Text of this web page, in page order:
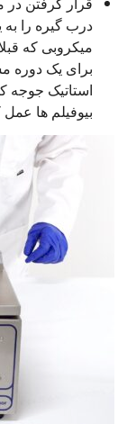
میکروبی که
استاتیک جوجه
بیوفیلم ها عمل